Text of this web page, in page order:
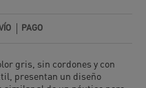
PAGO
gris, sin cordones y con
presentan un diseño